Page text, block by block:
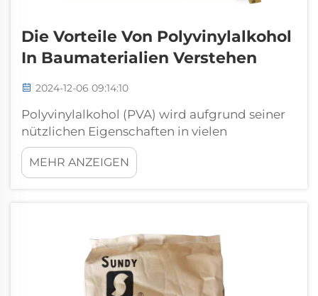
Die Vorteile Von Polyvinylalkohol
In Baumaterialien Verstehen
2024-12-06 09:14:10
Polyvinylalkohol (PVA) wird aufgrund seiner
nützlichen Eigenschaften in vielen
Baumaterialien verwendet. In diesem Artikel
werden die wichtigsten Vorteile der
Verwendung von PVA im Bauwesen
MEHR ANZEIGEN